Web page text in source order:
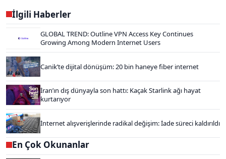
İlgili Haberler
GLOBAL TREND: Outline VPN Access Key Continues
Growing Among Modern Internet Users
Canik’te dijital dönüşüm: 20 bin haneye fiber internet
İran’ın dış dünyayla son hattı: Kaçak Starlink ağı hayat
kurtarıyor
İnternet alışverişlerinde radikal değişim: İade süreci kaldırıldı
En Çok Okunanlar